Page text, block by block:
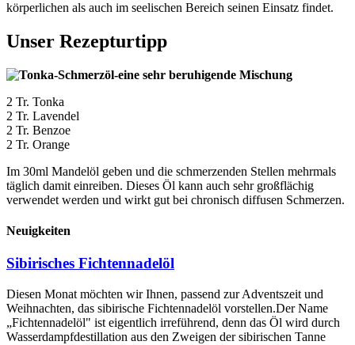
körperlichen als auch im seelischen Bereich seinen Einsatz findet.
Unser Rezepturtipp
Tonka-Schmerzöl-eine sehr beruhigende Mischung
2 Tr. Tonka
2 Tr. Lavendel
2 Tr. Benzoe
2 Tr. Orange
Im 30ml Mandelöl geben und die schmerzenden Stellen mehrmals
täglich damit einreiben. Dieses Öl kann auch sehr großflächig
verwendet werden und wirkt gut bei chronisch diffusen Schmerzen.
Neuigkeiten
Sibirisches Fichtennadelöl
Diesen Monat möchten wir Ihnen, passend zur Adventszeit und
Weihnachten, das sibirische Fichtennadelöl vorstellen.Der Name
„Fichtennadelöl" ist eigentlich irreführend, denn das Öl wird durch
Wasserdampfdestillation aus den Zweigen der sibirischen Tanne